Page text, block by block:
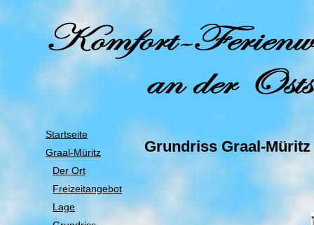
Startseite
Graal-Müritz
Der Ort
Freizeitangebot
Lage
Grundriss Graal-Müritz